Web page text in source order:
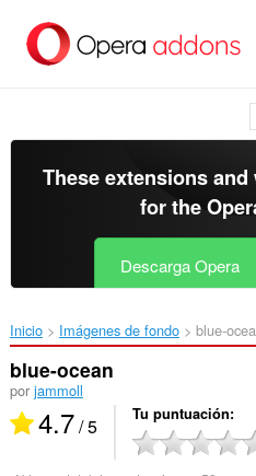
contenido
These extensions
for the
Descarga Opera
Inicio Imágenes de fondo blue-
blue-ocean
por jammoll
4.7/ 5 Tu puntuación